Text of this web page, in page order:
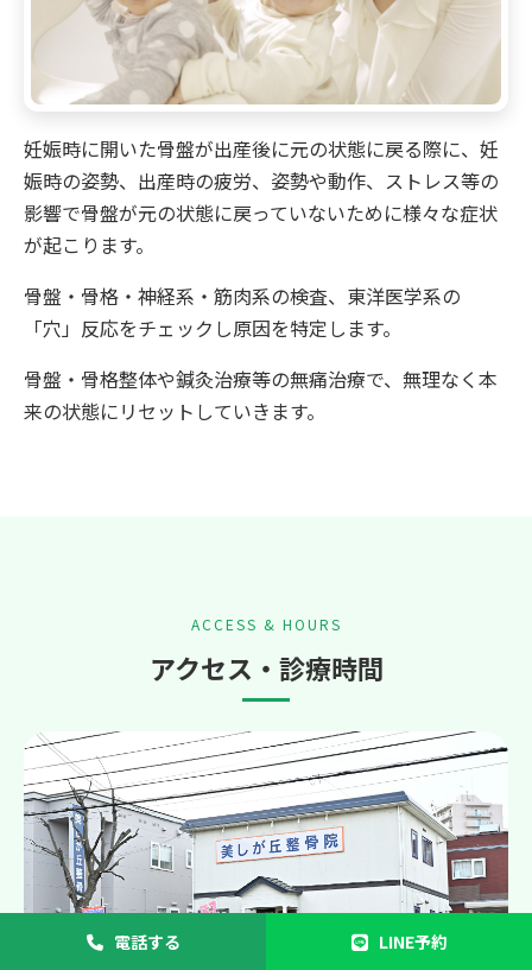
電話する LINE予約
妊娠時に開いた骨盤が出産後に元の状態に戻る際に、妊
娠時の姿勢、出産時の疲労、姿勢や動作、ストレス等の
影響で骨盤が元の状態に戻っていないために様々な症状
が起こります。
骨盤・骨格・神経系・筋肉系の検査、東洋医学系の
「穴」反応をチェックし原因を特定します。
骨盤・骨格整体や鍼灸治療等の無痛治療で、無理なく本
来の状態にリセットしていきます。
ACCESS & HOURS
アクセス・診療時間